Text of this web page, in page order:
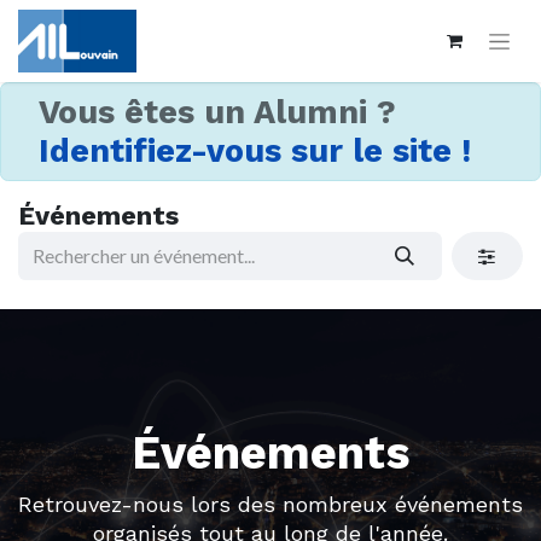
Vous êtes un Alumni ?
Identifiez-vous sur le site !
Événements
Événements
Retrouvez-nous lors des nombreux événements
organisés tout au long de l'année.